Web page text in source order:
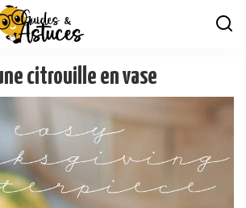
citrouille en vase